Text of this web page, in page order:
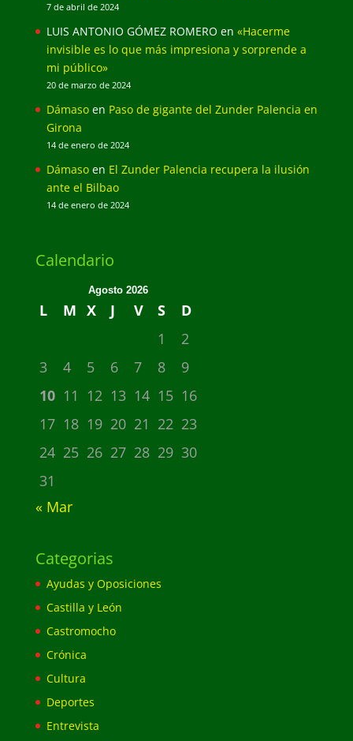
7 de abril de 2024
LUIS ANTONIO GÓMEZ ROMERO en «Hacerme
invisible es lo que más impresiona y sorprende a
mi público»
20 de marzo de 2024
Dámasoen Paso de gigante del Zunder Palencia en
Girona
14 de enero de 2024
Dámasoen El Zunder Palencia recupera la ilusión
ante el Bilbao
14 de enero de 2024
Calendario
Agosto 2026
L M X J V S
D
1
2
3
4 5 6 7 8
9
10 11 12 13 14 15 16
17 18 19 20 21 22 23
24 25 26 27 28 29 30
31
« Mar
Categorias
Ayudas y Oposiciones
Castilla y León
Castromocho
Crónica
Cultura
Deportes
Entrevista